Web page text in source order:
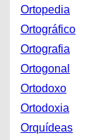
Ortopedia
Ortográfico
Ortografia
Ortogonal
Ortodoxo
Ortodoxia
Orquídeas